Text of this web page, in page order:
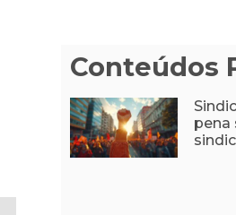
Conteúdos
pena